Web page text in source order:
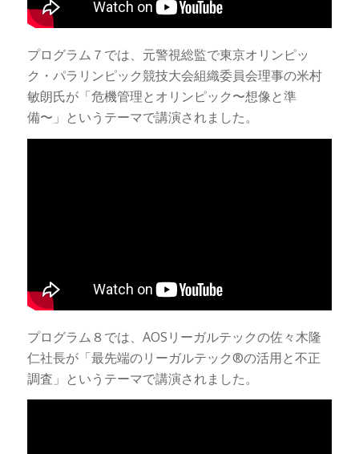
プログラム７では、元警視総監で東京オリンピッ
ク・パラリンピック競技大会組織委員会理事の米村
敏朗氏が「危機管理とオリンピック〜想像と準
備〜」というテーマで講演されました。
プログラム８では、AOSリーガルテックの佐々木隆
仁社長が「最先端のリーガルテック®の活用と不正
調査」というテーマで講演されました。